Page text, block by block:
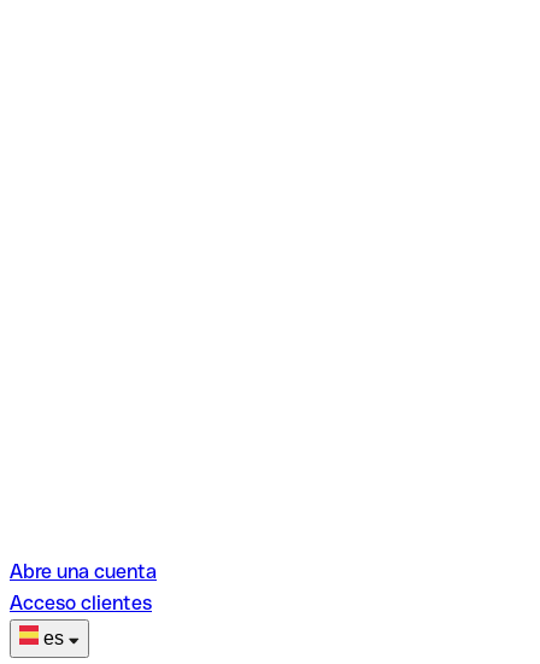
Abre una cuenta
Acceso clientes
es